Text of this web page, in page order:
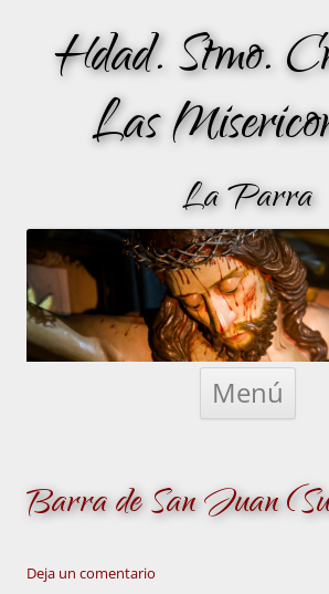
Hdad. Stmo.
Las
La Parra
Menú
Barra de San Juan
Deja un comentario